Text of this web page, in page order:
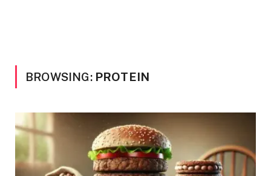
BROWSING: PROTEIN